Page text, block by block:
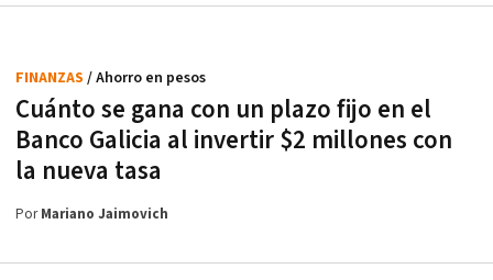
Cuánto se gana con un plazo fijo en el
Banco Galicia al invertir $2 millones con
la nueva tasa
FINANZAS / Ahorro en pesos
PorMariano Jaimovich